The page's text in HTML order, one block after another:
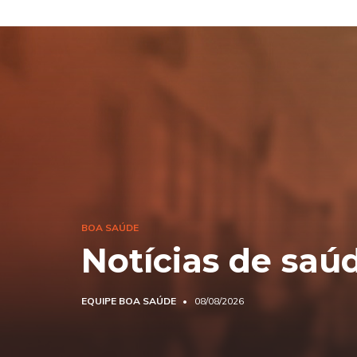
BOA SAÚDE
Notícias de
EQUIPE BOA SAÚDE 08/08/2026